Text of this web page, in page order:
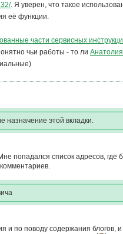
. Я уверен, что такое
её функции.
части сервисных
чьи работы - то ли
назначение этой вкладки.
попадался список адресов, где
и по поводу содержания блогов,